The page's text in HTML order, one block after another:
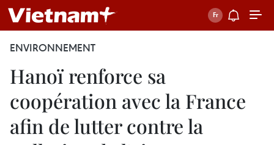
ENVIRONNEMENT
Hanoï renforce sa
coopération avec la France
afin de lutter contre la